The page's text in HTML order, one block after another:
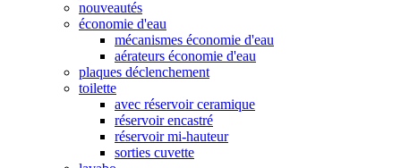
nouveautés
économie d'eau
mécanismes économie d'eau
aérateurs économie d'eau
plaques déclenchement
toilette
avec réservoir ceramique
réservoir encastré
réservoir mi-hauteur
sorties cuvette